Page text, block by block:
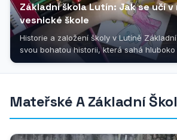
Základní škola Lutín: Jak se učí v
vesnické škole
Historie a založení školy v Lutíně
svou bohatou historii, která sahá hluboko
tohoto malebného...
Mateřské A Základní